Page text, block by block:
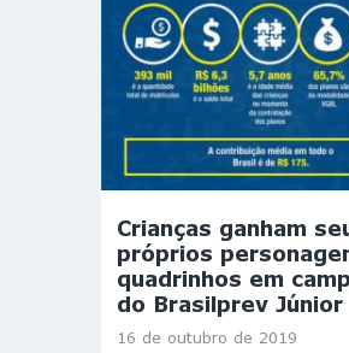
Crianças ganham
próprios
quadrinhos em
do Brasilprev Júnior
16 de outubro de 2019